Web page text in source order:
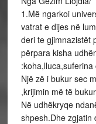
1.Më ngarkoi
vatrat e dijes në
deri te gjimnazistët
përpara kisha
:koha,lluca,suferina
Një zë i bukur sec
,krijimin më të
Në udhëkryqe
shpesh.Dhe zgjatin